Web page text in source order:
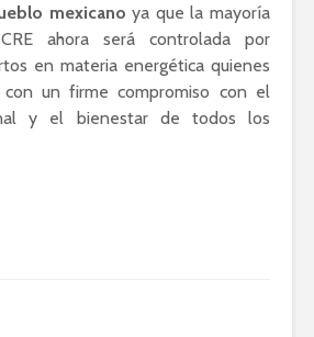
mexicano ya que la mayoría
ahora será controlada por
en materia energética quienes
con un firme compromiso con el
y el bienestar de todos los